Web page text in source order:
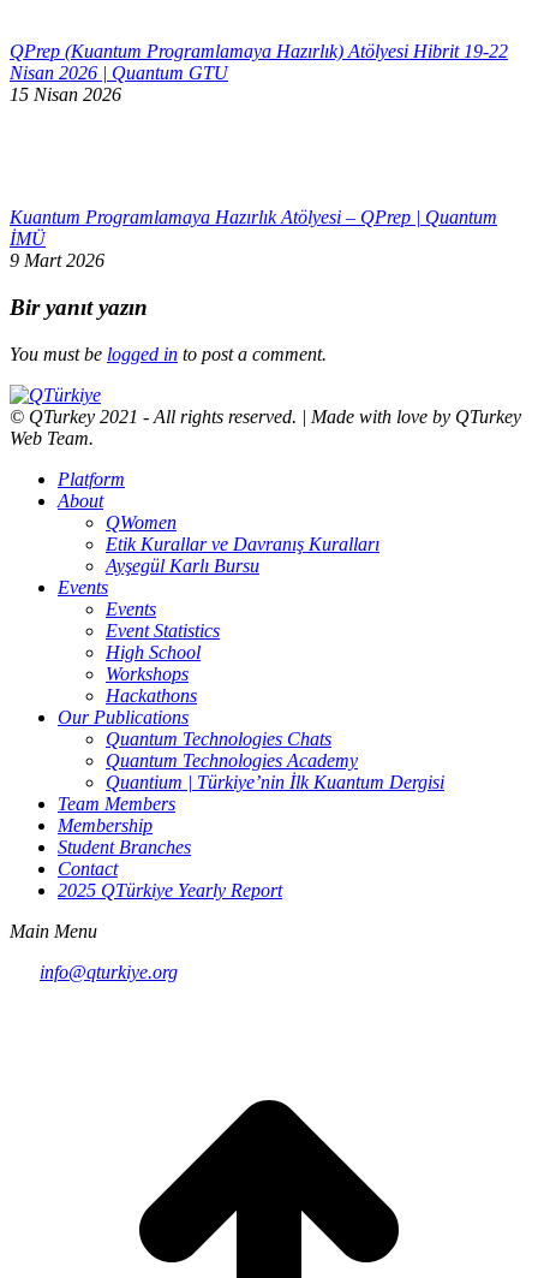
QPrep (Kuantum Programlamaya Hazırlık) Atölyesi Hibrit 19-22
Nisan 2026 | Quantum GTU
15 Nisan 2026
Kuantum Programlamaya Hazırlık Atölyesi – QPrep | Quantum
İMÜ
9 Mart 2026
Bir yanıt yazın
You must be logged in to post a comment.
© QTurkey 2021 - All rights reserved. | Made with love by QTurkey
Web Team.
Platform
About
QWomen
Etik Kurallar ve Davranış Kuralları
Ayşegül Karlı Bursu
Events
Events
Event Statistics
High School
Workshops
Hackathons
Our Publications
Quantum Technologies Chats
Quantum Technologies Academy
Quantium | Türkiye’nin İlk Kuantum Dergisi
Team Members
Membership
Student Branches
Contact
2025 QTürkiye Yearly Report
Main Menu
info@qturkiye.org